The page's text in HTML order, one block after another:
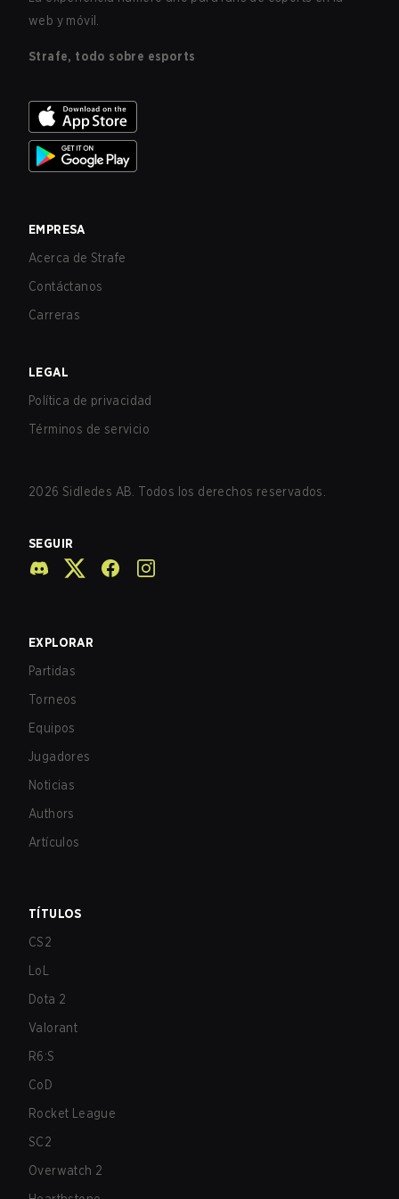
web y móvil.
Strafe, todo sobre esports
EMPRESA
Acerca de Strafe
Contáctanos
Carreras
LEGAL
Política de privacidad
Términos de servicio
2026 Sidledes AB. Todos los derechos reservados.
SEGUIR
EXPLORAR
Partidas
Torneos
Equipos
Jugadores
Noticias
Authors
Artículos
TÍTULOS
CS2
LoL
Dota 2
Valorant
R6:S
CoD
Rocket League
SC2
Overwatch 2